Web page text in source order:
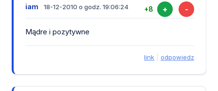
iam 18-12-2010 o godz. 19:06:24 +8 + -
Mądre i pozytywne
link odpowiedz